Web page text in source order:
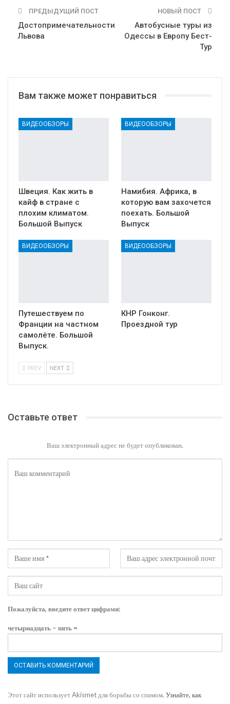
ПРЕДЫДУЩИЙ ПОСТ
Достопримечательности
Львова
НОВЫЙ ПОСТ
Автобусные туры из
Одессы в Европу Бест-
Тур
Вам также может понравиться
ВИДЕООБЗОРЫ
Швеция. Как жить в
кайф в стране с
плохим климатом.
Большой Выпуск
ВИДЕООБЗОРЫ
Намибия. Африка, в
которую вам захочется
поехать. Большой
Выпуск
ВИДЕООБЗОРЫ
Путешествуем по
Франции на частном
самолёте. Большой
Выпуск.
ВИДЕООБЗОРЫ
КНР Гонконг.
Проездной тур
PREV NEXT
Оставьте ответ
Ваш электронный адрес не будет опубликован.
Пожалуйста, введите ответ цифрами:
четырнадцать − пять =
Этот сайт использует Akismet для борьбы со спамом. Узнайте, как